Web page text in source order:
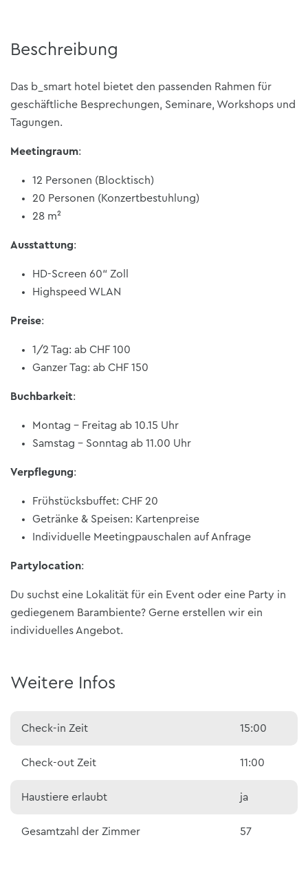
Beschreibung
Das b_smart hotel bietet den passenden Rahmen für
geschäftliche Besprechungen, Seminare, Workshops und
Tagungen.
Meetingraum:
12 Personen (Blocktisch)
20 Personen (Konzertbestuhlung)
28 m²
Ausstattung:
HD-Screen 60“ Zoll
Highspeed WLAN
Preise:
1/2 Tag: ab CHF 100
Ganzer Tag: ab CHF 150
Buchbarkeit:
Montag – Freitag ab 10.15 Uhr
Samstag – Sonntag ab 11.00 Uhr
Verpflegung:
Frühstücksbuffet: CHF 20
Getränke & Speisen: Kartenpreise
Individuelle Meetingpauschalen auf Anfrage
Partylocation:
Du suchst eine Lokalität für ein Event oder eine Party in
gediegenem Barambiente? Gerne erstellen wir ein
individuelles Angebot.
Weitere Infos
Check-in Zeit 15:00
Check-out Zeit 11:00
Haustiere erlaubt ja
Gesamtzahl der Zimmer 57